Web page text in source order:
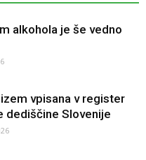
alkohola je še vedno
vpisana v register
dediščine Slovenije